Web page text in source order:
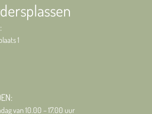
1
van 10.00 – 17.00 uur